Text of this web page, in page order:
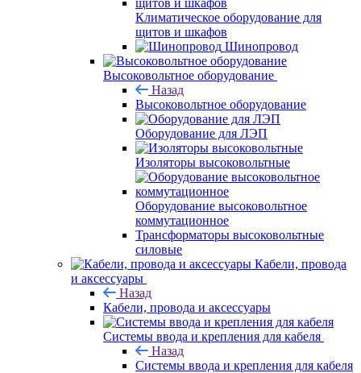
Климатическое оборудование для
щитов и шкафов
Шинопровод
Высоковольтное оборудование
Назад
Высоковольтное оборудование
Оборудование для ЛЭП
Изоляторы высоковольтные
Оборудование высоковольтное
коммутационное
Трансформаторы высоковольтные
силовые
Кабели, провода
и аксессуары
Назад
Кабели, провода и аксессуары
Системы ввода и крепления для кабеля
Назад
Системы ввода и крепления для кабеля